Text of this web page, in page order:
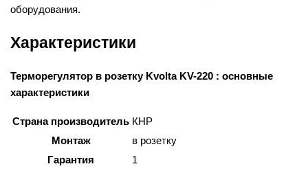
оборудования.
Характеристики
Терморегулятор в розетку Kvolta KV-220 : основные
характеристики
Страна производитель КНР
Монтаж
в розетку
Гарантия
1